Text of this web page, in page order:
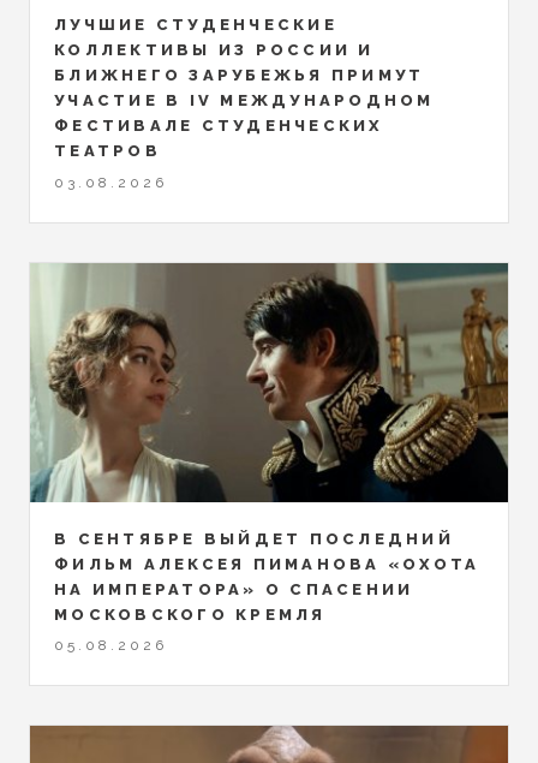
ЛУЧШИЕ СТУДЕНЧЕСКИЕ
КОЛЛЕКТИВЫ ИЗ РОССИИ И
БЛИЖНЕГО ЗАРУБЕЖЬЯ ПРИМУТ
УЧАСТИЕ В IV МЕЖДУНАРОДНОМ
ФЕСТИВАЛЕ СТУДЕНЧЕСКИХ
ТЕАТРОВ
03.08.2026
В СЕНТЯБРЕ ВЫЙДЕТ ПОСЛЕДНИЙ
ФИЛЬМ АЛЕКСЕЯ ПИМАНОВА «ОХОТА
НА ИМПЕРАТОРА» О СПАСЕНИИ
МОСКОВСКОГО КРЕМЛЯ
05.08.2026